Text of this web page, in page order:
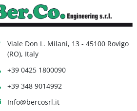
Viale Don L. Milani, 13 - 45100 Rovigo
(RO), Italy
+39 0425 1800090
+39 348 9014992
Info@bercosrl.it